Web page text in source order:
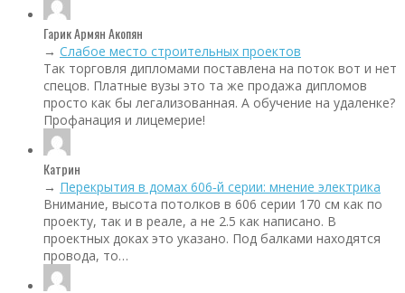
Гарик Армян Акопян
→ Слабое место строительных проектов
Так торговля дипломами поставлена на поток вот и нет
спецов. Платные вузы это та же продажа дипломов
просто как бы легализованная. А обучение на удаленке?
Профанация и лицемерие!
Катрин
→ Перекрытия в домах 606‑й серии: мнение электрика
Внимание, высота потолков в 606 серии 170 см как по
проекту, так и в реале, а не 2.5 как написано. В
проектных доках это указано. Под балками находятся
провода, то…